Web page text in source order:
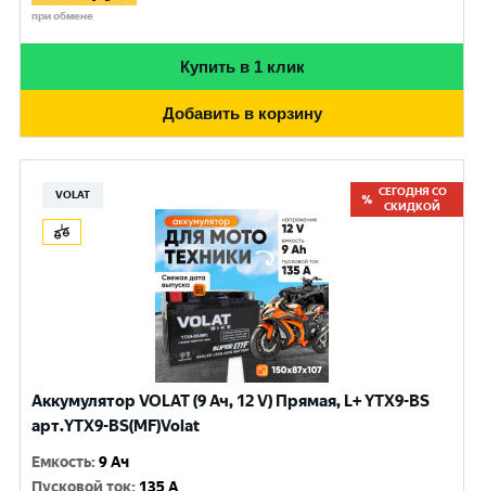
при обмене
Купить в 1 клик
Добавить в корзину
VOLAT
СЕГОДНЯ СО
СКИДКОЙ
Аккумулятор VOLAT (9 Ач, 12 V) Прямая, L+ YTX9-BS
арт.YTX9-BS(MF)Volat
Емкость:9 Ач
Пусковой ток: 135 A